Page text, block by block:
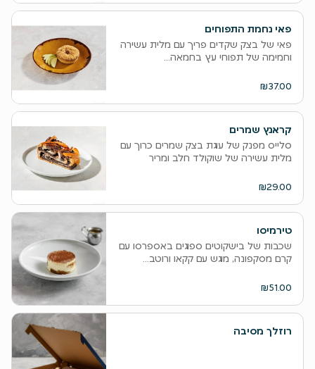
פאי נחמת התפוחים
פאי של בצק שקדים פריך עם מלית עשירה
וחמימה של תפוחי עץ בחמאה...
₪37.00
קראנץ שמרים
סלייס מפנק של עוגת בצק שמרים כרוך עם
מלית עשירה של שוקולד חלב ומריר
₪29.00
טירמיסו
שכבות של בישקוטים ספוגים באספרסו עם
קרם מסקפונה, מוגש עם קקאו ורוטב...
₪51.00
רוזלך מסיבה